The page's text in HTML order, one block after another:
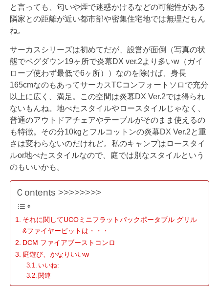
と言っても、匂いや煙で迷惑かけるなどの可能性がある
隣家との距離が近い都市部や密集住宅地では無理だもん
ね。
サーカスシリーズは初めてだが、設営が面倒（写真の状
態でペグダウン19ヶ所で炎幕DX ver.2より多いw（ガイ
ロープ使わず最低で6ヶ所））なのを除けば、身長
165cmなのもあってサーカスTCコンフォートソロで充分
以上に広く、満足。この空間は炎幕DX Ver.2では得られ
ないもんね。地べたスタイルやロースタイルじゃなく、
普通のアウトドアチェアやテーブルがそのまま使えるの
も特徴。その分10kgとフルコットンの炎幕DX Ver.2と重
さは変わらないのだけれど。私のキャンプはロースタイ
ルor地べたスタイルなので、庭では別なスタイルという
のもいいかも。
Ｃontents >>>>>>>>
それに関してUCOミニフラットパックポータブル グリル
&ファイヤーピットは・・・
DCM ファイアブーストコンロ
庭遊び、かなりいいw
いいね:
関連